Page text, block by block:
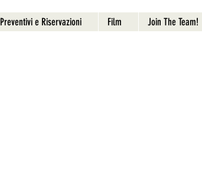
Preventivi e Riservazioni Film Join The Team!